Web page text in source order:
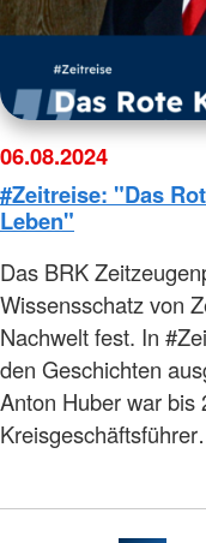
06.08.2024
#Zeitreise: "Das
Leben"
Das BRK
Wissensschatz von
Nachwelt fest. In
den Geschichten
Anton Huber war bis